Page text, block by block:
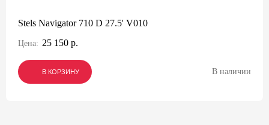
Stels Navigator 710 D 27.5' V010
Цена: 25 150 р.
В КОРЗИНУ
В КОРЗИНУ
В КОРЗИНУ В наличии